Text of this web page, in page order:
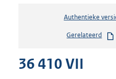
Authentieke
Gerelateerd
36 410 VII